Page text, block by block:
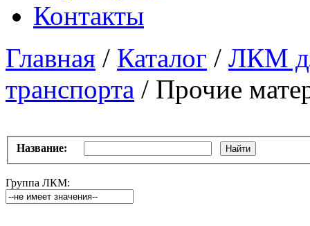
Контакты
Главная / Каталог / ЛКМ
транспорта / Прочие
Название: Найти
Группа ЛКМ: